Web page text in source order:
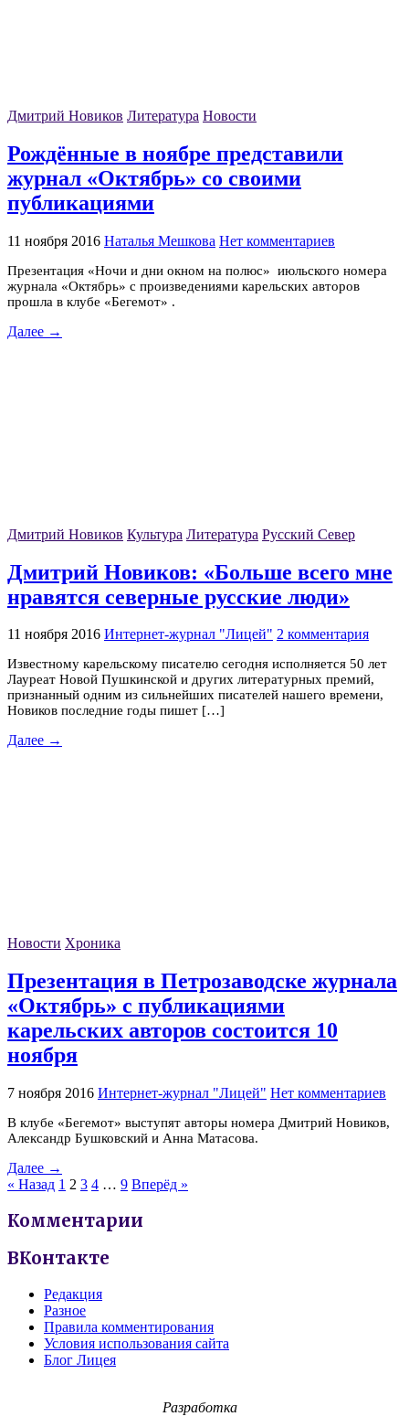
Дмитрий Новиков Литература Новости
Рождённые в ноябре представили
журнал «Октябрь» со своими
публикациями
11 ноября 2016 Наталья Мешкова Нет комментариев
Презентация «Ночи и дни окном на полюс» июльского номера
журнала «Октябрь» с произведениями карельских авторов
прошла в клубе «Бегемот» .
Далее →
Дмитрий Новиков Культура Литература Русский Север
Дмитрий Новиков: «Больше всего мне
нравятся северные русские люди»
11 ноября 2016 Интернет-журнал "Лицей" 2 комментария
Известному карельскому писателю сегодня исполняется 50 лет
Лауреат Новой Пушкинской и других литературных премий,
признанный одним из сильнейших писателей нашего времени,
Новиков последние годы пишет […]
Далее →
Новости Хроника
Презентация в Петрозаводске журнала
«Октябрь» с публикациями
карельских авторов состоится 10
ноября
7 ноября 2016 Интернет-журнал "Лицей" Нет комментариев
В клубе «Бегемот» выступят авторы номера Дмитрий Новиков,
Александр Бушковский и Анна Матасова.
Далее →
« Назад 1 2 3 4 … 9 Вперёд »
Комментарии
ВКонтакте
Редакция
Разное
Правила комментирования
Условия использования сайта
Блог Лицея
Разработка